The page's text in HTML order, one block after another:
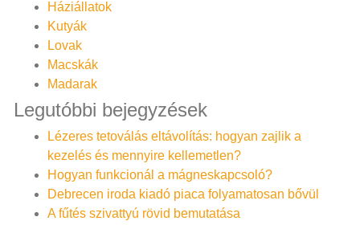
Háziállatok
Kutyák
Lovak
Macskák
Madarak
Legutóbbi bejegyzések
Lézeres tetoválás eltávolítás: hogyan zajlik a
kezelés és mennyire kellemetlen?
Hogyan funkcionál a mágneskapcsoló?
Debrecen iroda kiadó piaca folyamatosan bővül
A fűtés szivattyú rövid bemutatása